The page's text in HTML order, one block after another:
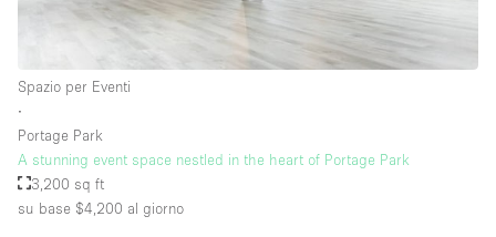
Spazio per Eventi
∙
Portage Park
A stunning event space nestled in the heart of Portage Park
3,200 sq ft
su base $4,200 al giorno